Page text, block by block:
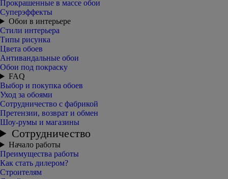
Прокрашенные в массе обои
Суперэффекты
Обои в интерьере
Стили интерьера
Типы рисунка
Цвета обоев
Антивандальные обои
Обои под покраску
FAQ
Выбор и покупка обоев
Уход за обоями
Сотрудничество с фабрикой
Претензии, возврат и обмен
Шоу-румы и магазины
Сотрудничество
Начало работы
Преимущества работы
Как стать дилером?
Строителям